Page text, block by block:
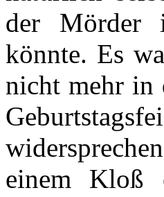
der Mörder
könnte. Es
nicht mehr in
einem Kloß